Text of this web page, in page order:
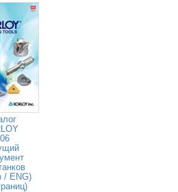
/ ENG)